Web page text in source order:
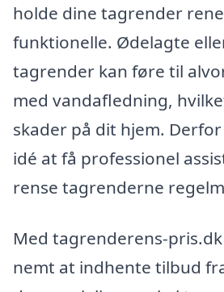
holde dine tagrender
funktionelle. Ødelagte
tagrender kan føre til
med vandafledning,
skader på dit hjem.
idé at få professionel
rense tagrenderne
Med tagrenderens-
nemt at indhente tilbud